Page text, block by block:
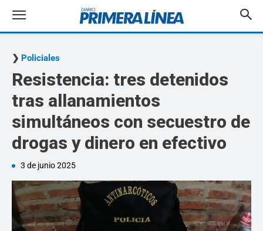
Policiales
Resistencia: tres detenidos
tras allanamientos
simultáneos con secuestro de
drogas y dinero en efectivo
3 de junio 2025